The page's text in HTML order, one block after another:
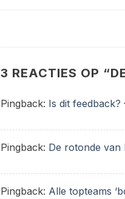
3 REACTIES OP “
Pingback: Is dit feedback?
Pingback: De rotonde van
Pingback: Alle topteams